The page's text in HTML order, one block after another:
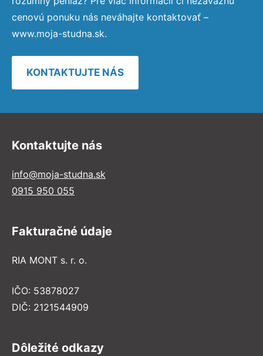
cenovú ponuku nás neváhajte kontaktovať –
www.moja-studna.sk.
KONTAKTUJTE NÁS
Kontaktujte nás
info@moja-studna.sk
0915 950 055
Fakturačné údaje
RIA MONT s. r. o.
IČO: 53878027
DIČ: 2121544909
Dôležité odkazy